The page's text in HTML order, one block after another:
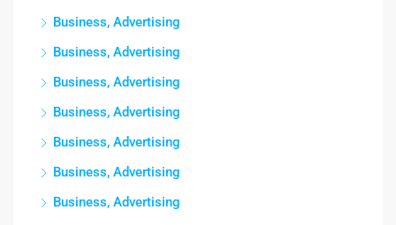
Business, Advertising
Business, Advertising
Business, Advertising
Business, Advertising
Business, Advertising
Business, Advertising
Business, Advertising